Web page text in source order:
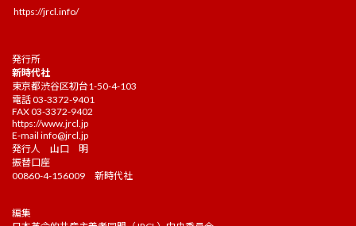
https://jrcl.info/
発行所
新時代社
東京都渋谷区初台1-50-4-103
電話 03-3372-9401
FAX 03-3372-9402
https://www.jrcl.jp
E-mail info@jrcl.jp
発行人 山口 明
振替口座
00860-4-156009 新時代社
編集